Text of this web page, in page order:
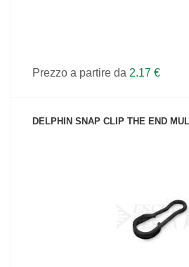
Prezzo a partire da 2.17 €
DELPHIN SNAP CLIP THE END